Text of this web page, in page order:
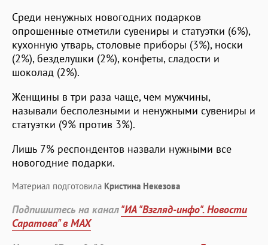
Среди ненужных новогодних подарков
опрошенные отметили сувениры и статуэтки (6%),
кухонную утварь, столовые приборы (3%), носки
(2%), безделушки (2%), конфеты, сладости и
шоколад (2%).
Женщины в три раза чаще, чем мужчины,
называли бесполезными и ненужными сувениры и
статуэтки (9% против 3%).
Лишь 7% респондентов назвали нужными все
новогодние подарки.
Материал подготовила Кристина Некезова
Подпишитесь на канал"ИА "Взгляд-инфо". Новости
Саратова" в MAX